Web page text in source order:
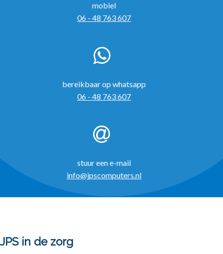
mobiel
06 - 48 763 607
bereikbaar op whatsapp
06 - 48 763 607
stuur een e-mail
info@jpscomputers.nl
JPS in de zorg